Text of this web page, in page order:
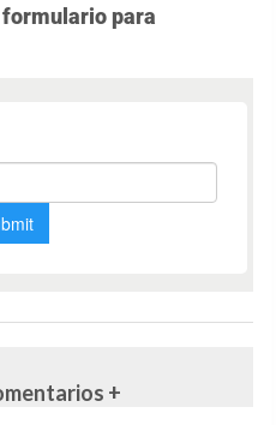
para
+